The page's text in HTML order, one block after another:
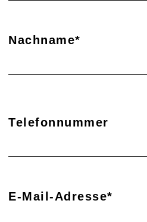
Nachname*
Telefonnummer
E-Mail-Adresse*